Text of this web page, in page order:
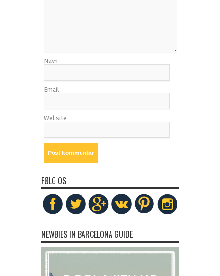
Navn
Email
Website
FØLG OS
NEWBIES IN BARCELONA GUIDE